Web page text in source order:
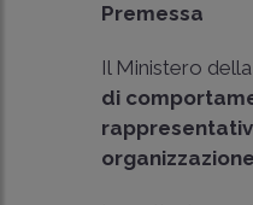
Premessa
Il Ministero
di